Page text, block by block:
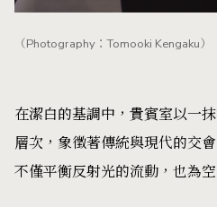
（Photography：Tomooki Kengaku）
在潔白的基調中，貴賓室以一
層次，象徵著傳統與現代的交
不僅平衡反射光的流動，也為